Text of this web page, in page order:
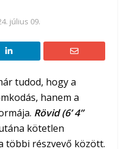
július 09.
tudod, hogy a
hanem a
Rövid (6’ 4”
kötetlen
többi részvevő között.